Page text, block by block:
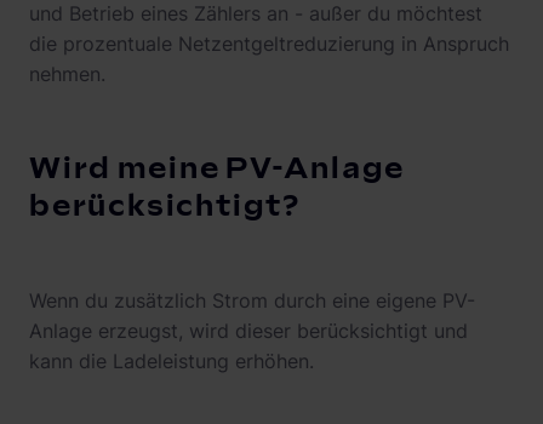
und Betrieb eines Zählers an - außer du möchtest
die prozentuale Netzentgeltreduzierung in Anspruch
nehmen.
Wird meine PV-Anlage
berücksichtigt?
Wenn du zusätzlich Strom durch eine eigene PV-
Anlage erzeugst, wird dieser berücksichtigt und
kann die Ladeleistung erhöhen.